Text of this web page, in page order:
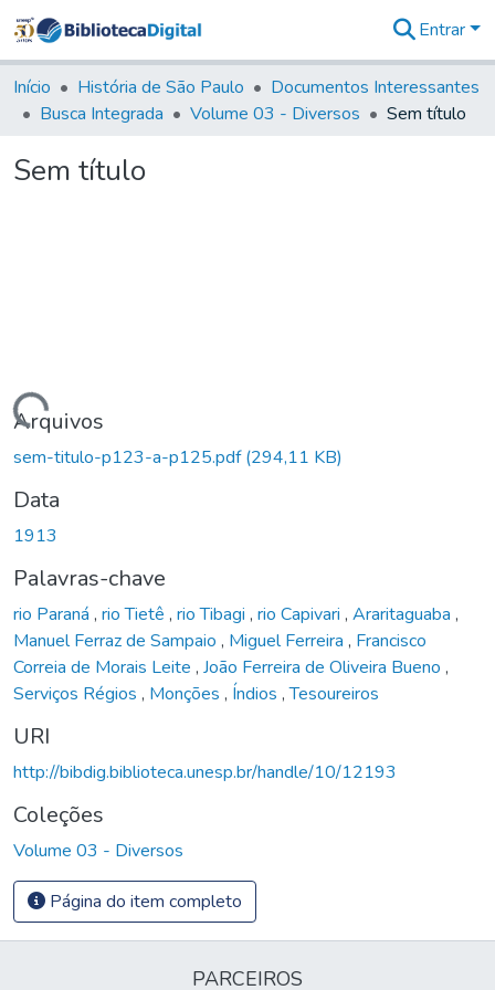
&
Coleções
Tudo na
Entrar
Início História de São Paulo
Documentos Interessantes
Busca Integrada
Volume 03 - Diversos Sem título
Sem título
Carregando...
Arquivos
sem-titulo-p123-a-p125.pdf(294,11 KB)
Data
1913
Palavras-chave
rio Paraná , rio Tietê , rio Tibagi , rio Capivari , Araritaguaba ,
Manuel Ferraz de Sampaio , Miguel Ferreira , Francisco
Correia de Morais Leite , João Ferreira de Oliveira Bueno ,
Serviços Régios , Monções , Índios ,Tesoureiros
URI
http://bibdig.biblioteca.unesp.br/handle/10/12193
Coleções
Volume 03 - Diversos
Página do item completo
PARCEIROS